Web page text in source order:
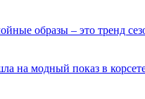
образы – это тренд
на модный показ в